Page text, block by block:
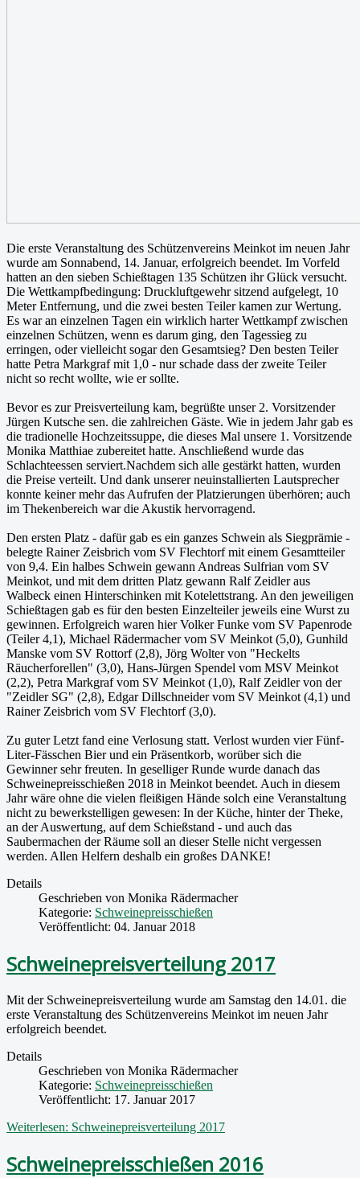
Die erste Veranstaltung des Schützenvereins Meinkot im neuen Jahr
wurde am Sonnabend, 14. Januar, erfolgreich beendet. Im Vorfeld
hatten an den sieben Schießtagen 135 Schützen ihr Glück versucht.
Die Wettkampfbedingung: Druckluftgewehr sitzend aufgelegt, 10
Meter Entfernung, und die zwei besten Teiler kamen zur Wertung.
Es war an einzelnen Tagen ein wirklich harter Wettkampf zwischen
einzelnen Schützen, wenn es darum ging, den Tagessieg zu
erringen, oder vielleicht sogar den Gesamtsieg? Den besten Teiler
hatte Petra Markgraf mit 1,0 - nur schade dass der zweite Teiler
nicht so recht wollte, wie er sollte.
Bevor es zur Preisverteilung kam, begrüßte unser 2. Vorsitzender
Jürgen Kutsche sen. die zahlreichen Gäste. Wie in jedem Jahr gab es
die tradionelle Hochzeitssuppe, die dieses Mal unsere 1. Vorsitzende
Monika Matthiae zubereitet hatte. Anschließend wurde das
Schlachteessen serviert.Nachdem sich alle gestärkt hatten, wurden
die Preise verteilt. Und dank unserer neuinstallierten Lautsprecher
konnte keiner mehr das Aufrufen der Platzierungen überhören; auch
im Thekenbereich war die Akustik hervorragend.
Den ersten Platz - dafür gab es ein ganzes Schwein als Siegprämie -
belegte Rainer Zeisbrich vom SV Flechtorf mit einem Gesamtteiler
von 9,4. Ein halbes Schwein gewann Andreas Sulfrian vom SV
Meinkot, und mit dem dritten Platz gewann Ralf Zeidler aus
Walbeck einen Hinterschinken mit Kotelettstrang. An den jeweiligen
Schießtagen gab es für den besten Einzelteiler jeweils eine Wurst zu
gewinnen. Erfolgreich waren hier Volker Funke vom SV Papenrode
(Teiler 4,1), Michael Rädermacher vom SV Meinkot (5,0), Gunhild
Manske vom SV Rottorf (2,8), Jörg Wolter von "Heckelts
Räucherforellen" (3,0), Hans-Jürgen Spendel vom MSV Meinkot
(2,2), Petra Markgraf vom SV Meinkot (1,0), Ralf Zeidler von der
"Zeidler SG" (2,8), Edgar Dillschneider vom SV Meinkot (4,1) und
Rainer Zeisbrich vom SV Flechtorf (3,0).
Zu guter Letzt fand eine Verlosung statt. Verlost wurden vier Fünf-
Liter-Fässchen Bier und ein Präsentkorb, worüber sich die
Gewinner sehr freuten. In geselliger Runde wurde danach das
Schweinepreisschießen 2018 in Meinkot beendet. Auch in diesem
Jahr wäre ohne die vielen fleißigen Hände solch eine Veranstaltung
nicht zu bewerkstelligen gewesen: In der Küche, hinter der Theke,
an der Auswertung, auf dem Schießstand - und auch das
Saubermachen der Räume soll an dieser Stelle nicht vergessen
werden. Allen Helfern deshalb ein großes DANKE!
Details
Geschrieben von Monika Rädermacher
Kategorie: Schweinepreisschießen
Veröffentlicht: 04. Januar 2018
Schweinepreisverteilung 2017
Mit der Schweinepreisverteilung wurde am Samstag den 14.01. die
erste Veranstaltung des Schützenvereins Meinkot im neuen Jahr
erfolgreich beendet.
Details
Geschrieben von Monika Rädermacher
Kategorie: Schweinepreisschießen
Veröffentlicht: 17. Januar 2017
Weiterlesen: Schweinepreisverteilung 2017
Schweinepreisschießen 2016